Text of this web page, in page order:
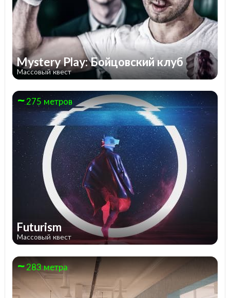
Mystery Play: Бойцовский клуб
Массовый квест
275 метров
Futurism
Массовый квест
283 метра